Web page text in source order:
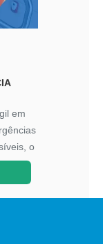
em
o